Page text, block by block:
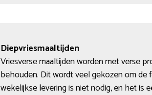
Diepvriesmaaltijden
Vriesverse maaltijden worden met verse
behouden. Dit wordt veel gekozen om de
wekelijkse levering is niet nodig, en het is